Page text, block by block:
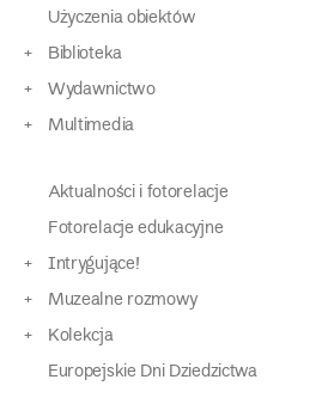
Użyczenia obiektów
Biblioteka
Wydawnictwo
Multimedia
Aktualności i fotorelacje
Fotorelacje edukacyjne
Intrygujące!
Muzealne rozmowy
Kolekcja
Europejskie Dni Dziedzictwa